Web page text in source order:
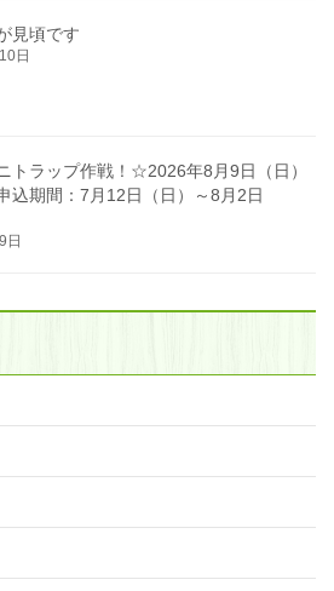
見頃です
日
トラップ作戦！☆2026年8月9日（日）
期間：7月12日（日）～8月2日
日